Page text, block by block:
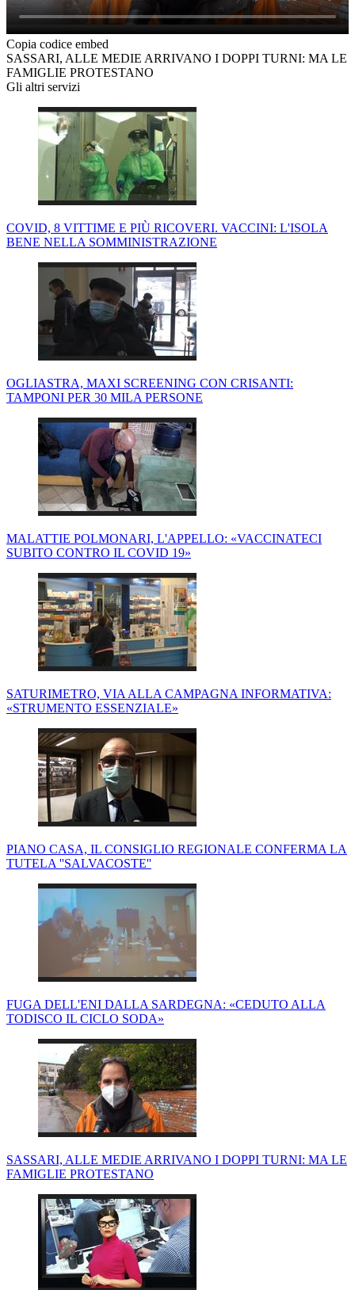
Copia codice embed
SASSARI, ALLE MEDIE ARRIVANO I DOPPI TURNI: MA LE
FAMIGLIE PROTESTANO
Gli altri servizi
COVID, 8 VITTIME E PIÙ RICOVERI. VACCINI: L'ISOLA
BENE NELLA SOMMINISTRAZIONE
OGLIASTRA, MAXI SCREENING CON CRISANTI:
TAMPONI PER 30 MILA PERSONE
MALATTIE POLMONARI, L'APPELLO: «VACCINATECI
SUBITO CONTRO IL COVID 19»
SATURIMETRO, VIA ALLA CAMPAGNA INFORMATIVA:
«STRUMENTO ESSENZIALE»
PIANO CASA, IL CONSIGLIO REGIONALE CONFERMA LA
TUTELA ''SALVACOSTE''
FUGA DELL'ENI DALLA SARDEGNA: «CEDUTO ALLA
TODISCO IL CICLO SODA»
SASSARI, ALLE MEDIE ARRIVANO I DOPPI TURNI: MA LE
FAMIGLIE PROTESTANO